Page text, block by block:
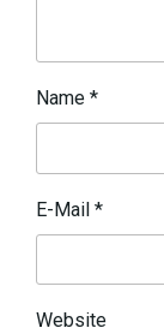
Name *
E-Mail *
Website